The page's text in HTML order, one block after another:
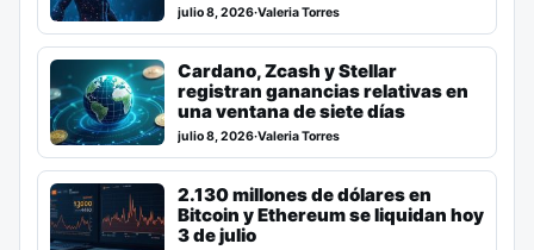
julio 8, 2026·Valeria Torres
Cardano, Zcash y Stellar
registran ganancias relativas en
una ventana de siete días
julio 8, 2026·Valeria Torres
2.130 millones de dólares en
Bitcoin y Ethereum se liquidan hoy
3 de julio